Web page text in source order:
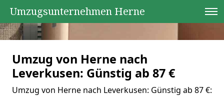
Umzugsunternehmen Herne
Umzug von Herne nach
Leverkusen: Günstig ab 87 €
Umzug von Herne nach Leverkusen: Günstig ab 87 €: